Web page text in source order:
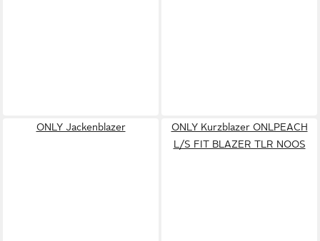
ONLY Jackenblazer
ONLY Kurzblazer ONLPEACH
L/S FIT BLAZER TLR NOOS